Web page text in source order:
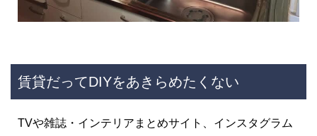
賃貸だってDIYをあきらめたくない
TVや雑誌・インテリアまとめサイト、インスタグラム